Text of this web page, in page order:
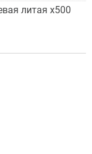
литая х500